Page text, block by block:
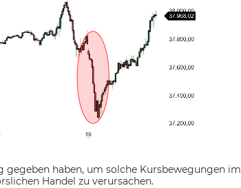
gegeben haben, um solche Kursbewegungen im
Handel zu verursachen.